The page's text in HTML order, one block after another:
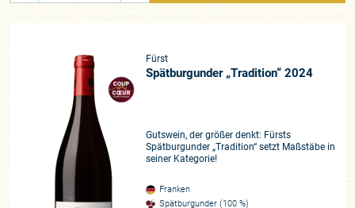
Fürst
Spätburgunder „Tradition“ 2024
Gutswein, der größer denkt: Fürsts
Spätburgunder „Tradition“ setzt Maßstäbe in
seiner Kategorie!
Franken
Spätburgunder (100 %)